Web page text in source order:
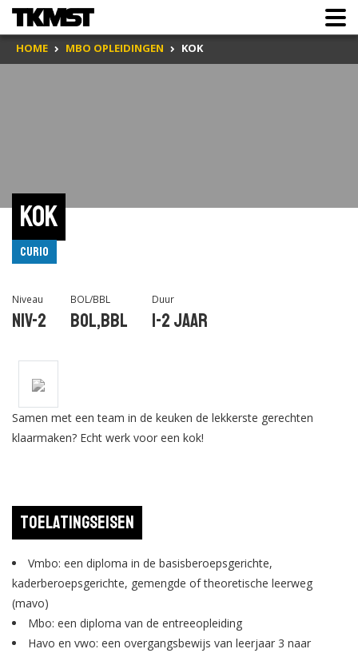
HOME MBO OPLEIDINGEN KOK
Kok
Curio
Niveau
Niv-2
BOL/BBL
BOL,BBL
Duur
1-2 jaar
Samen met een team in de keuken de lekkerste gerechten
klaarmaken? Echt werk voor een kok!
Toelatingseisen
Vmbo: een diploma in de basisberoepsgerichte,
kaderberoepsgerichte, gemengde of theoretische leerweg
(mavo)
Mbo: een diploma van de entreeopleiding
Havo en vwo: een overgangsbewijs van leerjaar 3 naar